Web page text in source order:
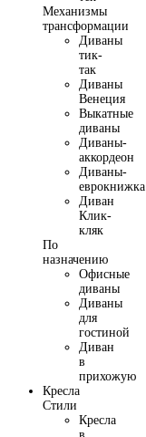
Механизмы
трансформации
Диваны
тик-
так
Диваны
Венеция
Выкатные
диваны
Диваны-
аккордеон
Диваны-
еврокнижка
Диван
Клик-
кляк
По
назначению
Офисные
диваны
Диваны
для
гостиной
Диван
в
прихожую
Кресла
Стили
Кресла